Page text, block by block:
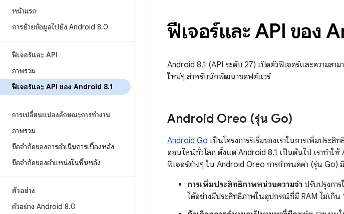
หน้าแรก
การย้ายข้อมูลไปยัง Android 8.0
ฟีเจอร์และ API
ภาพรวม
ฟีเจอร์และ API ของ Android 8.1
การเปลี่ยนแปลงลักษณะการทำงาน
ภาพรวม
ขีดจำกัดของการดำเนินการเบื้องหลัง
ขีดจำกัดของตำแหน่งในพื้นหลัง
ตัวอย่าง
ตัวอย่าง Android 8.0
ฟีเจอร์และ API ของ
Android 8.1 (API ระดับ 27) เปิดตัวฟีเจอร์และความส
ใหม่ๆ สำหรับนักพัฒนาซอฟต์แวร์
Android Oreo (รุ่น Go)
Android Go เป็นโครงการริเริ่มของเราในการเพิ่มปร
ออนไลน์ทั่วโลก ตั้งแต่ Android 8.1 เป็นต้นไป เราทำ
ฟีเจอร์ต่างๆ ใน Android Oreo การกำหนดค่า (รุ่น Go)
การเพิ่มประสิทธิภาพหน่วยความจำ ปรับปรุงกา
ได้อย่างมีประสิทธิภาพในอุปกรณ์ที่มี RAM ไม่เกิน